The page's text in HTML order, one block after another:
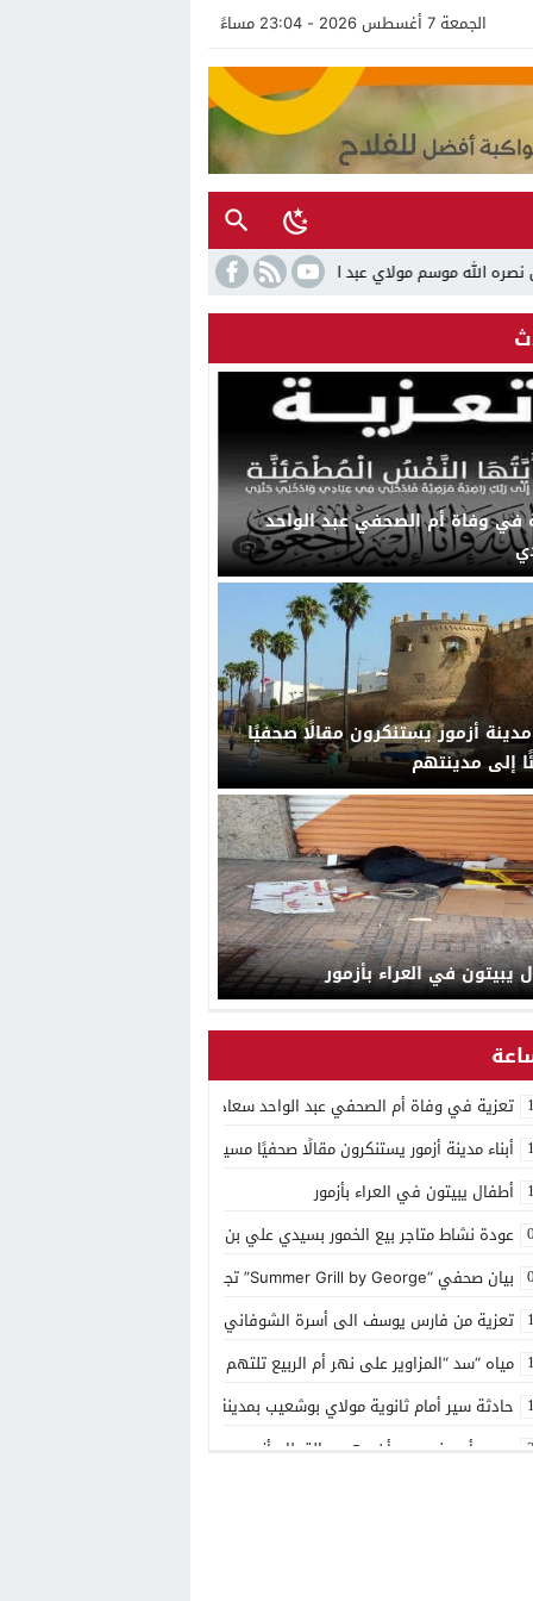
الجمعة 7 أغسطس 2026 - 23:04 مساءً
تجمع بين الأصالة والتحديث والإشعاع الدولي
في وفاة أم الصحفي عبد الواحد
مدينة أزمور يستنكرون مقالًا صحفيًا
إلى مدينتهم
يبيتون في العراء بأزمور
تعزية في وفاة أم الصحفي عبد الواحد سعادي
أبناء مدينة أزمور يستنكرون مقالًا صحفيًا مسيئًا إلى مدينتهم
أطفال يبيتون في العراء بأزمور
عودة نشاط متاجر بيع الخمور بسيدي علي بن حمدوش يخلف استياء كبير
بيان صحفي “Summer Grill by George” تجربة ذوقية موسمية جديدة بمنتجع مازغان
تعزية من فارس يوسف الى أسرة الشوفاني بأزمور
مياه “سد “المزاوير على نهر أم الربيع تلتهم قاصر
حادثة سير أمام ثانوية مولاي بوشعيب بمدينة أزمور
مصرع أربعيني بعد أن دهسه القطار بأزمور